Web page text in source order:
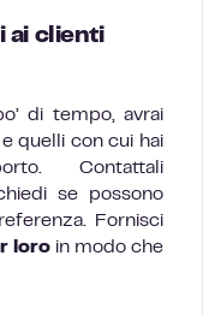
ai clienti
di tempo, avrai
quelli con cui hai
Contattali
se possono
Fornisci
loroin modo che